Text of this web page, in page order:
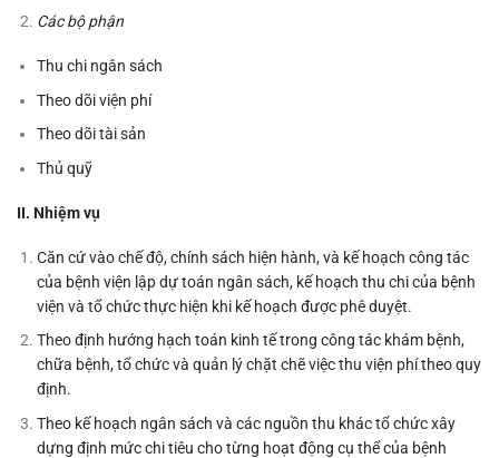
Các bộ phận
Thu chi ngân sách
Theo dõi viện phí
Theo dõi tài sản
Thủ quỹ
II. Nhiệm vụ
Căn cứ vào chế độ, chính sách hiện hành, và kế hoạch công tác
của bệnh viện lập dự toán ngân sách, kế hoạch thu chi của bệnh
viện và tổ chức thực hiện khi kế hoạch được phê duyệt.
Theo định hướng hạch toán kinh tế trong công tác khám bệnh,
chữa bệnh, tổ chức và quản lý chặt chẽ việc thu viện phí theo quy
định.
Theo kế hoạch ngân sách và các nguồn thu khác tổ chức xây
dựng định mức chi tiêu cho từng hoạt động cụ thể của bệnh